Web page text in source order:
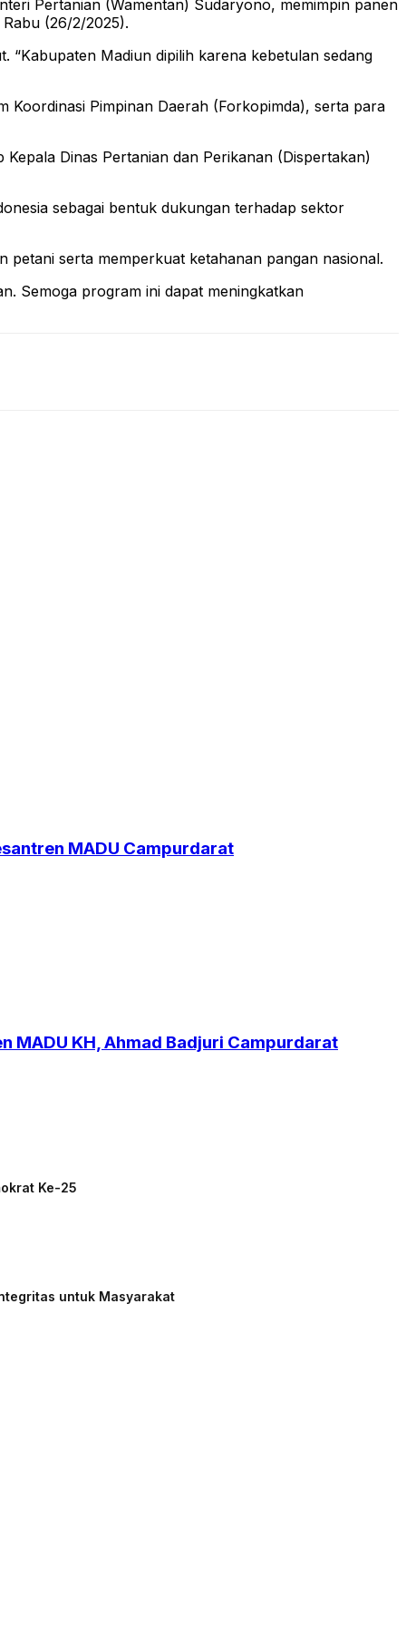
Pertanian (Wamentan) Sudaryono, memimpin panen
(26/2/2025).
“Kabupaten Madiun dipilih karena kebetulan sedang
Koordinasi Pimpinan Daerah (Forkopimda), serta para
Dinas Pertanian dan Perikanan (Dispertakan)
sebagai bentuk dukungan terhadap sektor
serta memperkuat ketahanan pangan nasional.
Semoga program ini dapat meningkatkan
MADU Campurdarat
MADU KH, Ahmad Badjuri Campurdarat
Ke-25
untuk Masyarakat